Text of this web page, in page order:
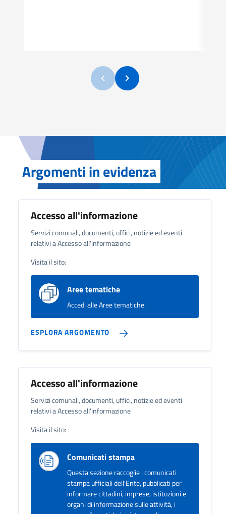
Argomenti in evidenza
Accesso all'informazione
Servizi comunali, documenti, uffici, notizie ed eventi
relativi a Accesso all'informazione
Visita il sito:
Aree tematiche
Accedi alle Aree tematiche.
ESPLORA ARGOMENTO
Accesso all'informazione
Servizi comunali, documenti, uffici, notizie ed eventi
relativi a Accesso all'informazione
Visita il sito:
Comunicati stampa
Questa sezione raccoglie i comunicati
stampa ufficiali dell'Ente, pubblicati per
informare cittadini, imprese, istituzioni e
organi di informazione sulle attività, i